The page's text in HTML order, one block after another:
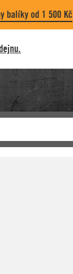
balíky od 1 500 Kč